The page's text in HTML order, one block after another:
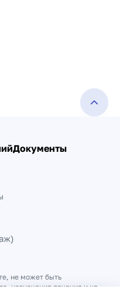
Документы
не может быть
назначения лечения и не